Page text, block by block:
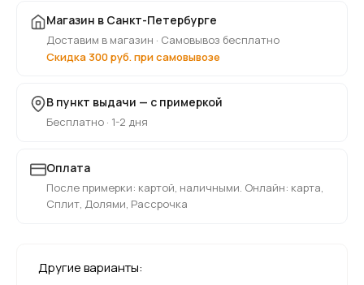
Магазин в Санкт-Петербурге
Доставим в магазин · Самовывоз бесплатно
Скидка 300 руб. при самовывозе
В пункт выдачи — с примеркой
Бесплатно · 1-2 дня
Оплата
После примерки: картой, наличными. Онлайн: карта,
Сплит, Долями, Рассрочка
Другие варианты: